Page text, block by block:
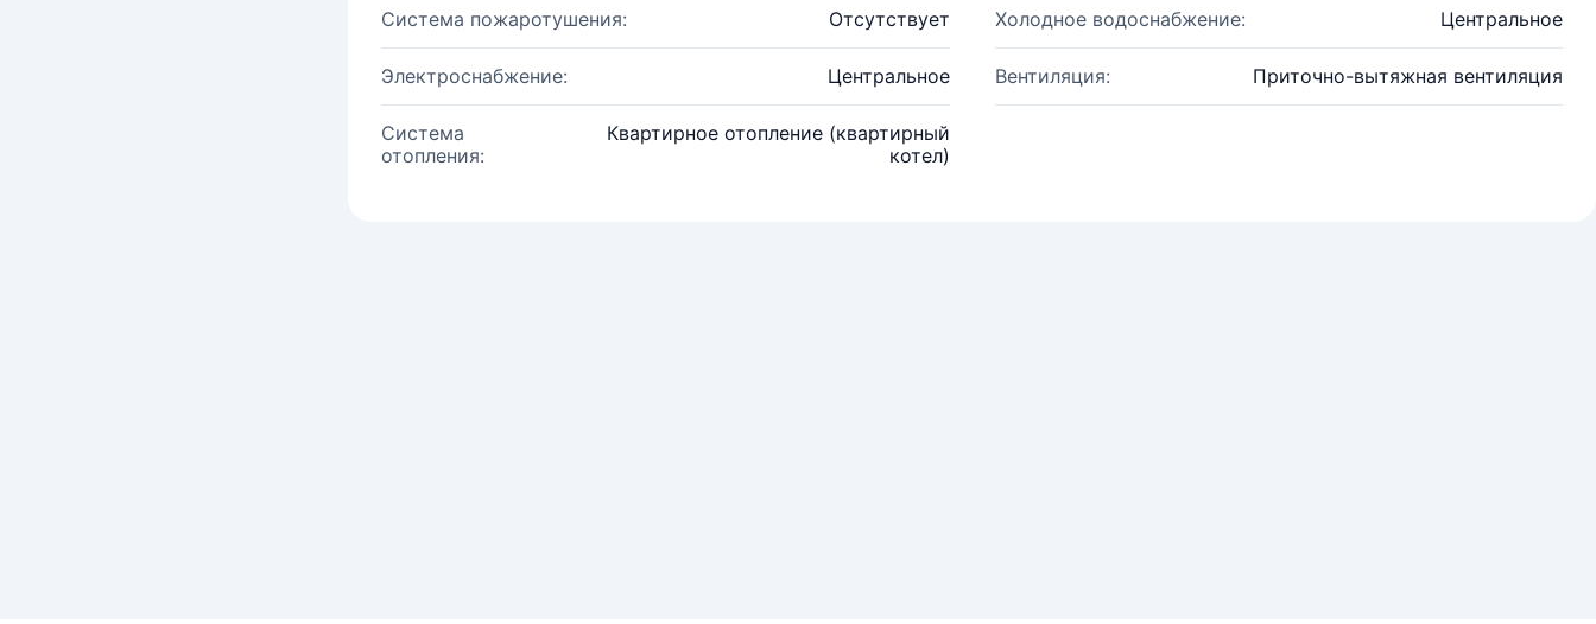
Система пожаротушения: Отсутствует Холодное водоснабжение: Центральное
Электроснабжение: Центральное Вентиляция: Приточно-вытяжная вентиляция
Система
отопления:
Квартирное отопление (квартирный
котел)